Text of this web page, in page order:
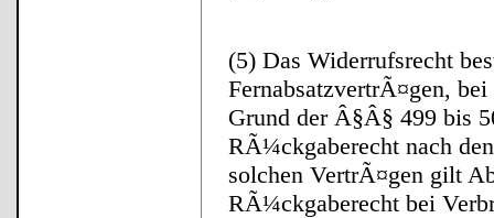
(5) Das Widerrufsrecht
FernabsatzvertrÃ¤gen,
Grund der Â§Â§ 499 bis
RÃ¼ckgaberecht nach
solchen VertrÃ¤gen gilt
RÃ¼ckgaberecht bei